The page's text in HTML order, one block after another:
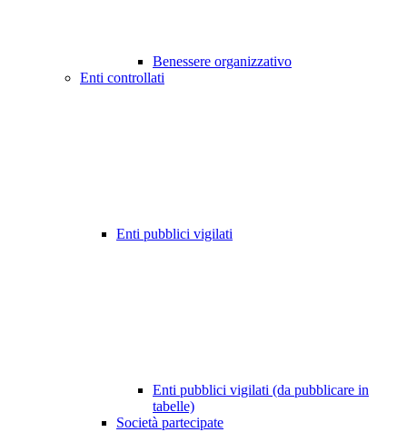
Benessere organizzativo
Enti controllati
Enti pubblici vigilati
Enti pubblici vigilati (da pubblicare in
tabelle)
Società partecipate